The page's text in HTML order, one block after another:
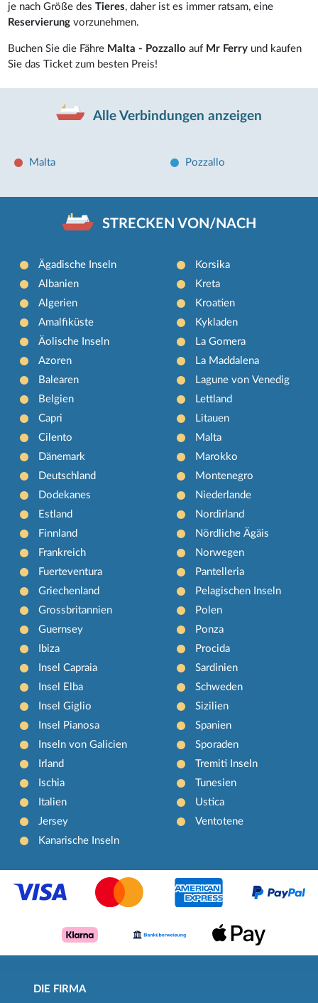
je nach Größe desTieres, daher ist es immer ratsam, eine
Reservierungvorzunehmen.
Buchen Sie die Fähre Malta - Pozzallo auf Mr Ferry und kaufen
Sie das Ticket zum besten Preis!
Alle Verbindungen anzeigen
Malta Pozzallo
STRECKEN VON/NACH
Ägadische Inseln
Albanien
Algerien
Amalfiküste
Äolische Inseln
Azoren
Balearen
Belgien
Capri
Cilento
Dänemark
Deutschland
Dodekanes
Estland
Finnland
Frankreich
Fuerteventura
Griechenland
Grossbritannien
Guernsey
Ibiza
Insel Capraia
Insel Elba
Insel Giglio
Insel Pianosa
Inseln von Galicien
Irland
Ischia
Italien
Jersey
Kanarische Inseln
Korsika
Kreta
Kroatien
Kykladen
La Gomera
La Maddalena
Lagune von Venedig
Lettland
Litauen
Malta
Marokko
Montenegro
Niederlande
Nordirland
Nördliche Ägäis
Norwegen
Pantelleria
Pelagischen Inseln
Polen
Ponza
Procida
Sardinien
Schweden
Sizilien
Spanien
Sporaden
Tremiti Inseln
Tunesien
Ustica
Ventotene
DIE FIRMA